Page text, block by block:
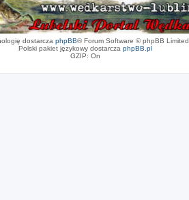
dostarcza phpBB® Forum Software © phpBB Limited
Polski pakiet językowy dostarcza phpBB.pl
GZIP: On